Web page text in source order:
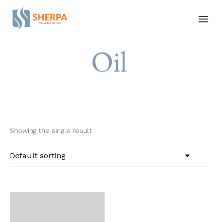
Oil
Showing the single result